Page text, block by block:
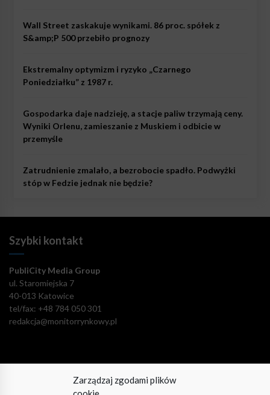
Zarządzaj zgodami plików
Wall Street zaskakuje wynikami. 86 proc. spółek z
S&amp;P 500 przebiło prognozy
Ekstremalny optymizm i ryzyko „Czarnego
Poniedziałku” z 1987 r.
Gospodarka daje nadzieję, a stacje paliw trzymają ceny.
Wyniki Orlenu, zamieszanie z Muskiem i odbicie w
przemyśle
Zatrudnienie zmalało, a bezrobocie spadło. Podwyżki
stóp w Fedzie jednak nie będzie?
Szybki kontakt
PubliCity Media Group
ul. Staromiejska 7
40-013 Katowice
tel/fax: +48 784 050 301
redakcja@monitorrynkowy.pl
Pozostańmy w kontakcie!